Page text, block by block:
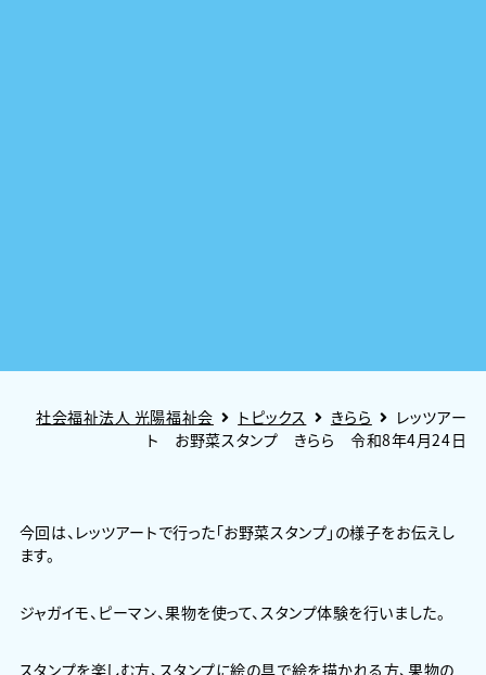
社会福祉法人 光陽福祉会 トピックス きらら
レッツアー
ト お野菜スタンプ きらら 令和8年4月24日
今回は、レッツアートで行った「お野菜スタンプ」の様子をお伝えし
ます。
ジャガイモ、ピーマン、果物を使って、スタンプ体験を行いました。
スタンプを楽しむ方、スタンプに絵の具で絵を描かれる方、果物の